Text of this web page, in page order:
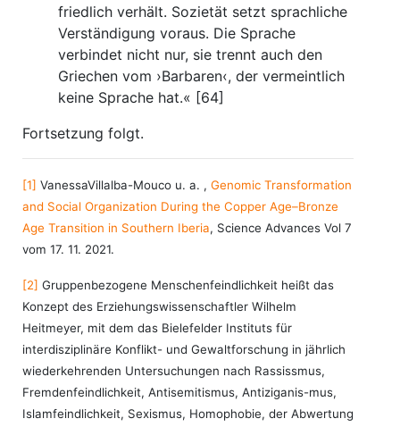
friedlich verhält. Sozietät setzt sprachliche
Verständigung voraus. Die Sprache
verbindet nicht nur, sie trennt auch den
Griechen vom ›Barbaren‹, der vermeintlich
keine Sprache hat.« [64]
Fortsetzung folgt.
[1] VanessaVillalba-Mouco u. a. , Genomic Transformation
and Social Organization During the Copper Age–Bronze
Age Transition in Southern Iberia, Science Advances Vol 7
vom 17. 11. 2021.
[2] Gruppenbezogene Menschenfeindlichkeit heißt das
Konzept des Erziehungswissenschaftler Wilhelm
Heitmeyer, mit dem das Bielefelder Instituts für
interdisziplinäre Konflikt- und Gewaltforschung in jährlich
wiederkehrenden Untersuchungen nach Rassissmus,
Fremdenfeindlichkeit, Antisemitismus, Antiziganis-mus,
Islamfeindlichkeit, Sexismus, Homophobie, der Abwertung